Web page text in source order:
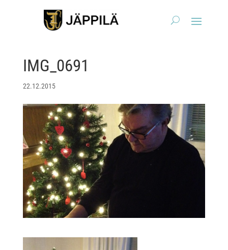
IMG_0691
22.12.2015